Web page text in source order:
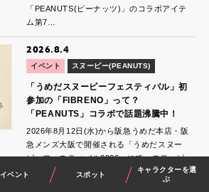
イベント スポット
キャラクターを選
ぶ
「PEANUTS(ピーナッツ)」のコラボアイテ
ム第7…
2026.8.4
イベント スヌーピー(PEANUTS)
「うめだスヌーピーフェスティバル」初
参加の「FIBRENO」って？
「PEANUTS」コラボで話題沸騰中！
2026年8月12日(水)から阪急うめだ本店・阪
急メンズ大阪で開催される「うめだスヌー
ピーフェスティバル2026」にて、スヌーピー
デザインのコラボグッズを展開す…